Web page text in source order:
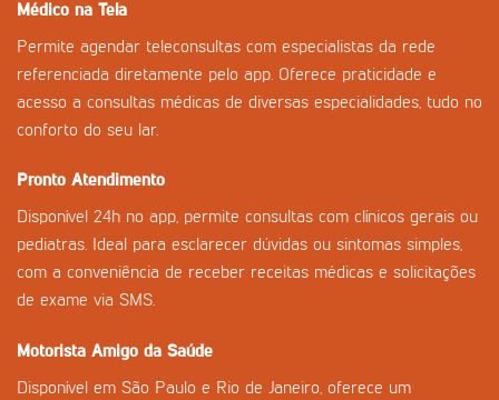
Médico na Tela
Permite agendar teleconsultas com especialistas da rede
referenciada diretamente pelo app. Oferece praticidade e
acesso a consultas médicas de diversas especialidades, tudo no
conforto do seu lar.
Pronto Atendimento
Disponível 24h no app, permite consultas com clínicos gerais ou
pediatras. Ideal para esclarecer dúvidas ou sintomas simples,
com a conveniência de receber receitas médicas e solicitações
de exame via SMS.
Motorista Amigo da Saúde
Disponível em São Paulo e Rio de Janeiro, oferece um